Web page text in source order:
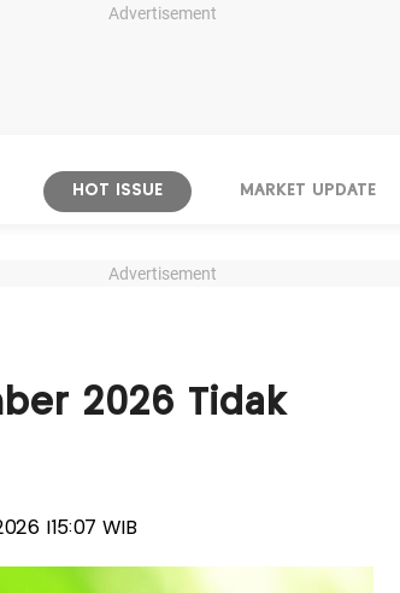
Advertisement
HOT ISSUE MARKET UPDATE
Advertisement
2026 Tidak
|15:07 WIB